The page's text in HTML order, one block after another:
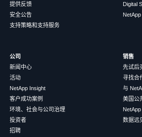
提供反馈
安全公告
支持策略和支持服务
Digital
公司
新闻中心
活动
NetApp Insight
客户成功案例
环境、社会与公司治理
投资者
招聘
销售
先试后
寻找合
与
美国公
数据远